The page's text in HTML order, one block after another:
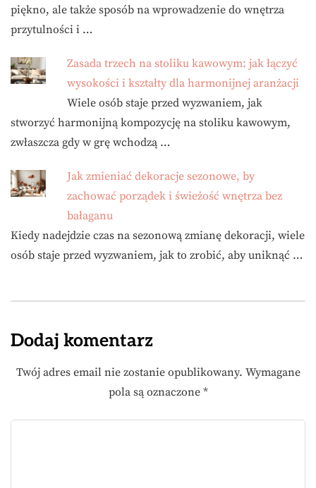
piękno, ale także sposób na wprowadzenie do wnętrza
przytulności i …
Zasada trzech na stoliku kawowym: jak łączyć
wysokości i kształty dla harmonijnej aranżacji
Wiele osób staje przed wyzwaniem, jak
stworzyć harmonijną kompozycję na stoliku kawowym,
zwłaszcza gdy w grę wchodzą …
Jak zmieniać dekoracje sezonowe, by
zachować porządek i świeżość wnętrza bez
bałaganu
Kiedy nadejdzie czas na sezonową zmianę dekoracji, wiele
osób staje przed wyzwaniem, jak to zrobić, aby uniknąć …
Dodaj komentarz
Twój adres email nie zostanie opublikowany. Wymagane
pola są oznaczone *